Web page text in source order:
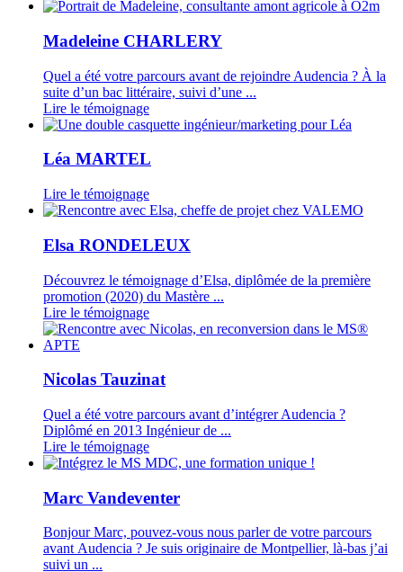
Madeleine CHARLERY
Quel a été votre parcours avant de rejoindre Audencia ? À la
suite d’un bac littéraire, suivi d’une ...
Lire le témoignage
Léa MARTEL
Lire le témoignage
Elsa RONDELEUX
Découvrez le témoignage d’Elsa, diplômée de la première
promotion (2020) du Mastère ...
Lire le témoignage
Nicolas Tauzinat
Quel a été votre parcours avant d’intégrer Audencia ?
Diplômé en 2013 Ingénieur de ...
Lire le témoignage
Marc Vandeventer
Bonjour Marc, pouvez-vous nous parler de votre parcours
avant Audencia ? Je suis originaire de Montpellier, là-bas j’ai
suivi un ...